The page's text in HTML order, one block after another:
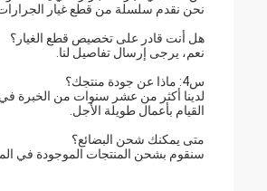
نحن نقدم سلسلة من قطع غيار
هل أنت قادر على تخصيص قطع الغيار؟
نعم، يرجى إرسال تفاصيل لنا.
س4: ماذا عن جودة منتجك؟
القيام بأعمال طويلة الأجل.
متى يمكنك شحن البضائع؟
سنقوم بشحن المنتجات الموجودة في